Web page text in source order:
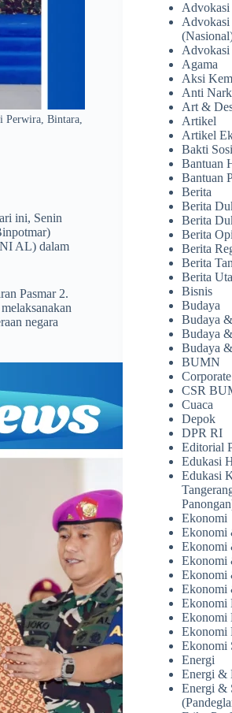
Perwira, Bintara,
ini, Senin
AL) dalam
Pasmar 2.
negara
Agama
Aksi
Anti
Art &
Artikel
Artikel
Bakti
Bantuan
Bantuan
Berita
Berita
Berita
Berita
Berita
Berita
Berita
Bisnis
Budaya
Budaya
Budaya
Budaya
BUMN
CSR
Cuaca
Depok
DPR RI
Editorial
Edukasi
Edukasi
Ekonomi
Ekonomi
Ekonomi
Ekonomi
Ekonomi
Ekonomi
Ekonomi
Ekonomi
Ekonomi
Ekonomi
Energi
Energi &
Energi &